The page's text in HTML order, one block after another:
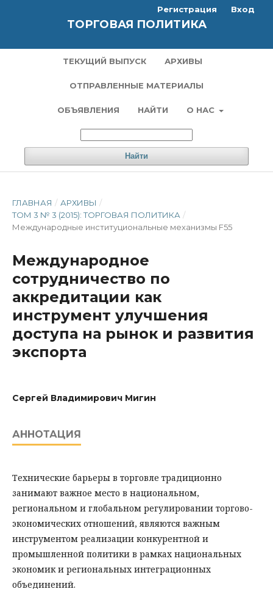
ТОРГОВАЯ ПОЛИТИКА
ТЕКУЩИЙ ВЫПУСК АРХИВЫ
ОТПРАВЛЕННЫЕ МАТЕРИАЛЫ
ОБЪЯВЛЕНИЯ НАЙТИ О НАС
Найти
Регистрация Вход
ГЛАВНАЯ / АРХИВЫ /
ТОМ 3 № 3 (2015): ТОРГОВАЯ ПОЛИТИКА /
Международные институциональные механизмы F55
Международное
сотрудничество по
аккредитации как
инструмент улучшения
доступа на рынок и развития
экспорта
Сергей Владимирович Мигин
АННОТАЦИЯ
Технические барьеры в торговле традиционно
занимают важное место в национальном,
региональном и глобальном регулировании торгово-
экономических отношений, являются важным
инструментом реализации конкурентной и
промышленной политики в рамках национальных
экономик и региональных интеграционных
объединений.